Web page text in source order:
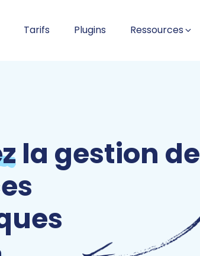
Tarifs Plugins Ressources
la gestion de